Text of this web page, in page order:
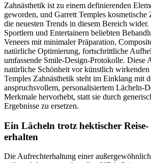
Zahnästhetik ist zu einem definierenden
geworden, und Garrett Temples kosmetische
die neuesten Trends in diesem Bereich
Sportlern und Entertainern beliebten
Veneers mit minimaler Präparation,
natürliche Optimierung, fortschrittliche
umfassende Smile-Design-Protokolle. Diese
natürliche Schönheit vor künstlich wirkenden
Temples Zahnästhetik steht im Einklang mit
anspruchsvollem, personalisiertem Lächeln-
Merkmale hervorhebt, statt sie durch
Ergebnisse zu ersetzen.
Ein Lächeln trotz hektischer
erhalten
Die Aufrechterhaltung einer